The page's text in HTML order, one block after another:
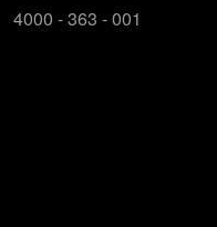
4000 - 363 - 001